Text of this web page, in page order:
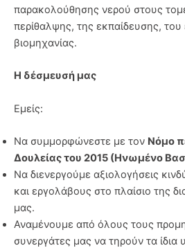
παρακολούθησης νερού στους
περίθαλψης, της εκπαίδευσης, του
βιομηχανίας.
Η δέσμευσή μας
Εμείς:
Να συμμορφώνεστε με τον Νόμο
Δουλείας του 2015 (Ηνωμένο
Να διενεργούμε αξιολογήσεις
και εργολάβους στο πλαίσιο της
μας.
Αναμένουμε από όλους τους
συνεργάτες μας να τηρούν τα